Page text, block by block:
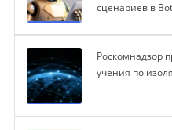
сценариев в
Роскомнадзор
учения по